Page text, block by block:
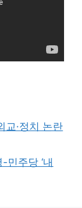
교·정치 논란
주당 ‘내